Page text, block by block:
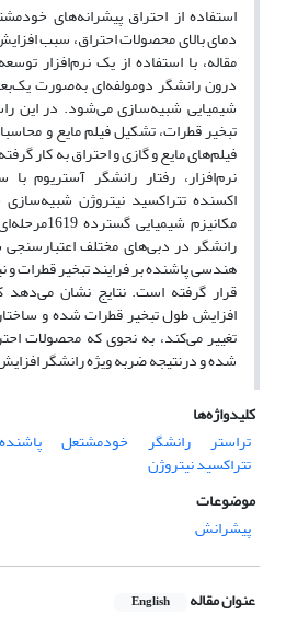
استفاده از احتراق پیشرانه‌های
دمای بالای محصولات احتراق، سبب
مقاله، با استفاده از یک نرم‌افزار
درون رانشگر دومولفه‌ای به‌صورت
شیمیایی شبیه‌سازی می‌شود. در این
تبخیر قطرات، تشکیل فیلم مایع و
فیلم‌های مایع و گازی و احتراق به­ کار
نرم‌افزار، رفتار رانشگر آستریوم
اکسنده تتراکسید نیتروژن
مکانیزم
رانشگر در دبی‌های مختلف
هندسی پاشنده بر فرایند تبخیر قطرات
قرار گرفته است. نتایج نشان
افزایش طول تبخیر قطرات شده و
تغییر می‌کند، به ­نحوی که محصولات
شده و درنتیجه ضربه ویژه رانشگر
کلیدواژه‌ها
تراستر
رانشگر خودمشتعل
تتراکسید نیتروژن
موضوعات
پیشرانش
عنوان مقاله English